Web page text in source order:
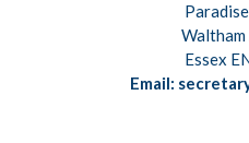
Waltham
Essex
Email: